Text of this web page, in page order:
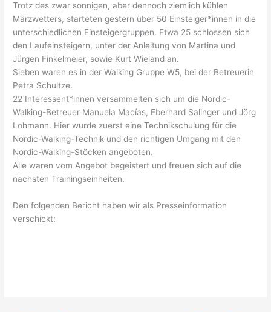
Trotz des zwar sonnigen, aber dennoch ziemlich kühlen
Märzwetters, starteten gestern über 50 Einsteiger*innen in die
unterschiedlichen Einsteigergruppen. Etwa 25 schlossen sich
den Laufeinsteigern, unter der Anleitung von Martina und
Jürgen Finkelmeier, sowie Kurt Wieland an.
Sieben waren es in der Walking Gruppe W5, bei der Betreuerin
Petra Schultze.
22 Interessent*innen versammelten sich um die Nordic-
Walking-Betreuer Manuela Macías, Eberhard Salinger und Jörg
Lohmann. Hier wurde zuerst eine Technikschulung für die
Nordic-Walking-Technik und den richtigen Umgang mit den
Nordic-Walking-Stöcken angeboten.
Alle waren vom Angebot begeistert und freuen sich auf die
nächsten Trainingseinheiten.
Den folgenden Bericht haben wir als Presseinformation
verschickt: